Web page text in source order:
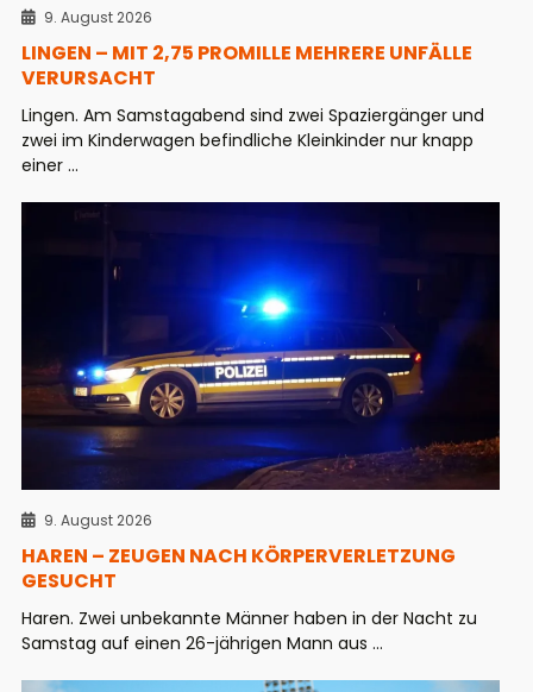
9. August 2026
LINGEN – MIT 2,75 PROMILLE MEHRERE UNFÄLLE
VERURSACHT
Lingen. Am Samstagabend sind zwei Spaziergänger und
zwei im Kinderwagen befindliche Kleinkinder nur knapp
einer ...
9. August 2026
HAREN – ZEUGEN NACH KÖRPERVERLETZUNG
GESUCHT
Haren. Zwei unbekannte Männer haben in der Nacht zu
Samstag auf einen 26-jährigen Mann aus ...